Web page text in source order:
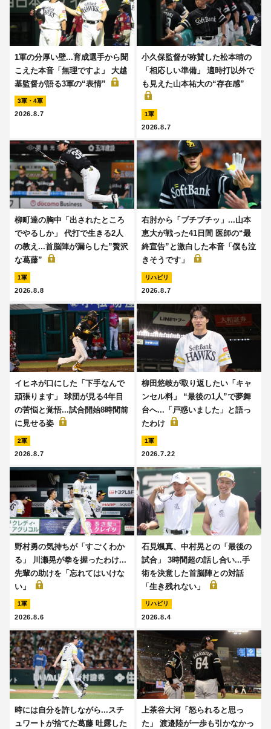
1軍の分厚い壁...育成選手から聞
こえた本音「無理ですよ」 大越
基監督が語る3軍の“表情”
3軍・4軍
2026.8.7
小久保監督が称賛した松本晴の
「相応しい準備」 適時打以外で
も見えた山本祐大の“存在感”
1軍
2026.8.7
柳町達の胸中「出されたところ
でやるしか」 代打で生きる2人
の教え...首脳陣が漏らした”贅沢
な葛藤”
1軍
2026.8.8
右肘から「ブチブチッ」...山本
恵大が戦った41日間 医師の“最
終宣告”と激白した本音「僕も泣
きそうです」
リハビリ
2026.8.7
イヒネが口にした「下手なんで
頑張ります」 球団が見る4年目
の苦悩と覚悟...試合開始8時間前
に見せる姿
2軍
2026.8.7
柳田悠岐が取り返したい「キャ
ンセル料」 “最後の1人”で夢舞
台へ...「戸惑いました」と語っ
たわけ
1軍
2026.7.22
野村勇の気持ちが「すごくわか
る」 川瀬晃が拳を握ったわけ...
先輩の助けを「忘れてはいけな
い」
1軍
2026.8.6
石見颯真、中村晃との「最後の
試合」 3時間超の話し合い...手
術を決意した首脳陣との対話
「生き残れない」
リハビリ
2026.8.4
時には自分を許しながら...スチ
ュワートが捨てた葛藤 吐露した
上茶谷大河「怒られると思っ
た」 渡邉陸が一歩も引かなかっ